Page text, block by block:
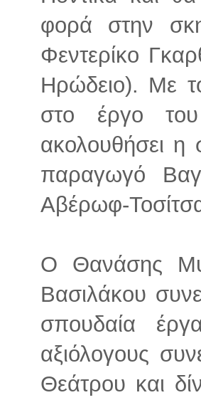
φορά στην
Φεντερίκο
Ηρώδειο). Με
στο έργο
ακολουθήσει η
παραγωγό
Αβέρωφ-
Ο Θανάσης
Βασιλάκου
σπουδαία
αξιόλογους
Θεάτρου και